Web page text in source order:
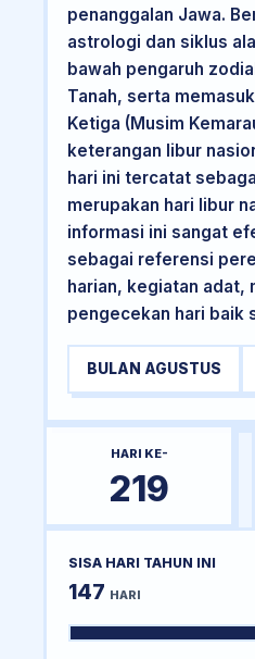
penanggalan Jawa.
astrologi dan siklus
bawah pengaruh
Tanah, serta
Ketiga (Musim
keterangan libur
hari ini tercatat
merupakan hari libur
informasi ini sangat
sebagai referensi
harian, kegiatan adat,
pengecekan hari baik
BULAN AGUSTUS
HARI KE-
219
SISA HARI TAHUN INI
147 HARI